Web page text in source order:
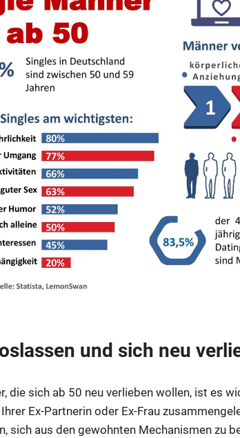
und sich neu
die sich ab 50 neu verlieben wollen, ist es
Ex-Partnerin oder Ex-Frau
sich aus den gewohnten Mechanismen zu